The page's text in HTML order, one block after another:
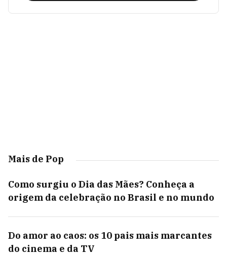
Mais de Pop
Como surgiu o Dia das Mães? Conheça a
origem da celebração no Brasil e no mundo
Do amor ao caos: os 10 pais mais marcantes
do cinema e da TV